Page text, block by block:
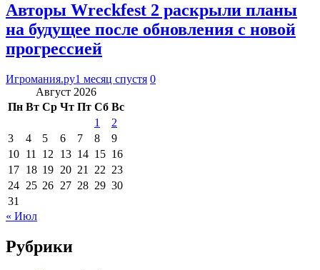
Авторы Wreckfest 2 раскрыли планы
на будущее после обновления с новой
прогрессией
Игромания.ру1 месяц спустя 0
Август 2026
Пн Вт Ср Чт Пт Сб Вс
1
2
3
4 5 6 7 8
9
10 11 12 13 14 15 16
17 18 19 20 21 22 23
24 25 26 27 28 29 30
31
« Июл
Рубрики